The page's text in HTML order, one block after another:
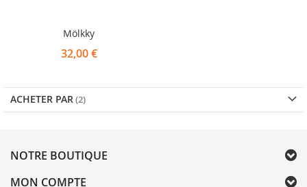
Mölkky
32,00 €
ACHETER PAR
NOTRE BOUTIQUE
MON COMPTE